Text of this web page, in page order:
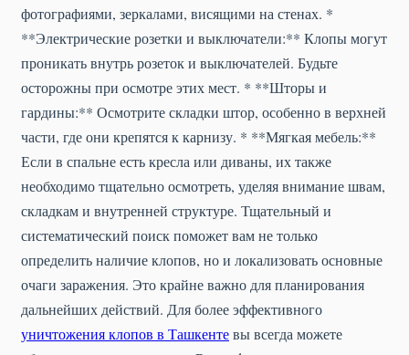
фотографиями, зеркалами, висящими на стенах. *
**Электрические розетки и выключатели:** Клопы могут
проникать внутрь розеток и выключателей. Будьте
осторожны при осмотре этих мест. * **Шторы и
гардины:** Осмотрите складки штор, особенно в верхней
части, где они крепятся к карнизу. * **Мягкая мебель:**
Если в спальне есть кресла или диваны, их также
необходимо тщательно осмотреть, уделяя внимание швам,
складкам и внутренней структуре. Тщательный и
систематический поиск поможет вам не только
определить наличие клопов, но и локализовать основные
очаги заражения. Это крайне важно для планирования
дальнейших действий. Для более эффективного
уничтожения клопов в Ташкентевы всегда можете